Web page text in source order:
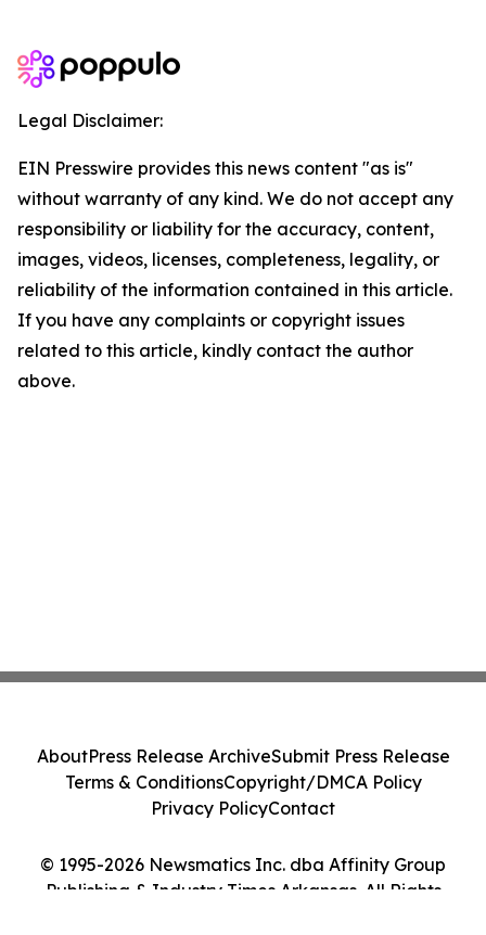
Legal Disclaimer:
EIN Presswire provides this news content "as is"
without warranty of any kind. We do not accept any
responsibility or liability for the accuracy, content,
images, videos, licenses, completeness, legality, or
reliability of the information contained in this article.
If you have any complaints or copyright issues
related to this article, kindly contact the author
above.
© 1995-2026 Newsmatics Inc. dba Affinity Group
Publishing & Industry Times Arkansas. All Rights
AboutPress Release ArchiveSubmit Press Release
Terms & ConditionsCopyright/DMCA Policy
Privacy PolicyContact